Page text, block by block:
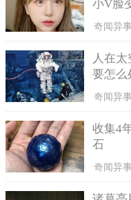
警方检查金饰时，在
日、出生医院和姓名。他
非常感谢荀思伟，他说这
还有他与太太的定情信物
指。
小V脸
奇闻异
人在
要怎么
奇闻异
收集4
石
奇闻异